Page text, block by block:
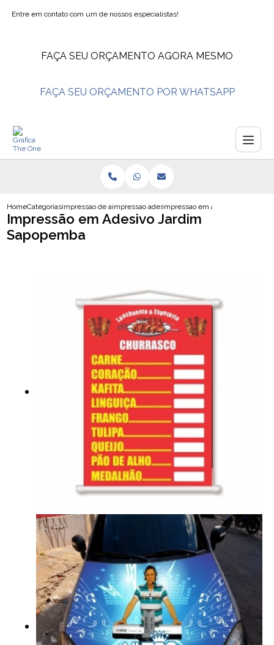
Entre em contato com um de nossos especialistas!
FAÇA SEU ORÇAMENTO AGORA MESMO
FAÇA SEU ORÇAMENTO POR WHATSAPP
HomeCategoriasimpressao de adesivosimpressao adesivo de paredeimpressao em adesivo jardim
Impressão em Adesivo Jardim
Sapopemba